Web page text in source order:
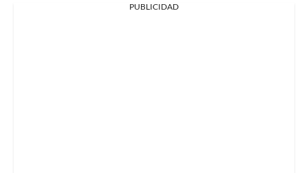
PUBLICIDAD